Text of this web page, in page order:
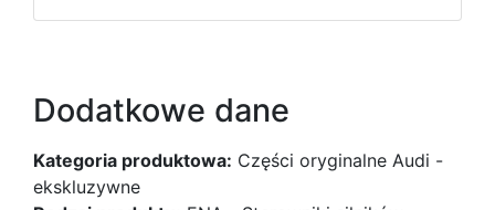
Dodatkowe dane
Kategoria produktowa: Części oryginalne Audi -
ekskluzywne